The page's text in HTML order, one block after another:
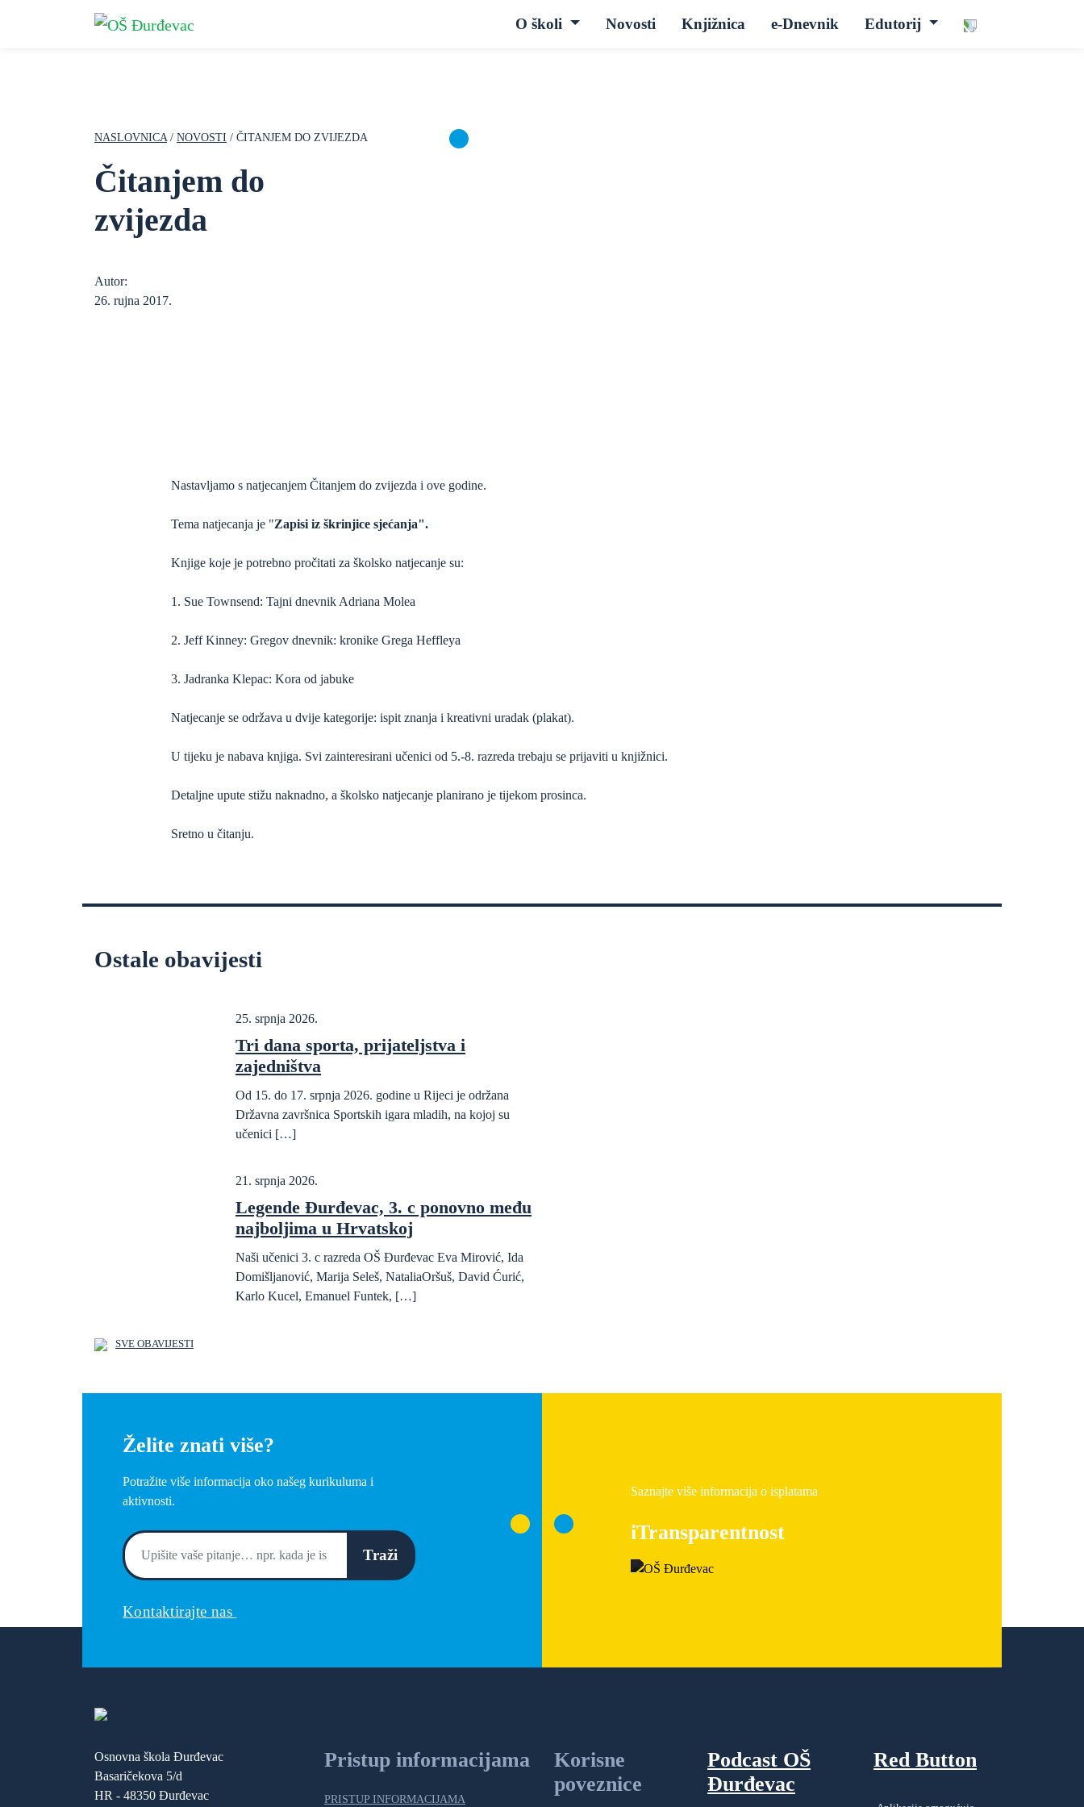
O školi Novosti Knjižnica e-Dnevnik Edutorij
NASLOVNICA / NOVOSTI / ČITANJEM DO ZVIJEZDA
Čitanjem do
zvijezda
Autor:
26. rujna 2017.
Nastavljamo s natjecanjem Čitanjem do zvijezda i ove godine.
Tema natjecanja je "Zapisi iz škrinjice sjećanja".
Knjige koje je potrebno pročitati za školsko natjecanje su:
1. Sue Townsend: Tajni dnevnik Adriana Molea
2. Jeff Kinney: Gregov dnevnik: kronike Grega Heffleya
3. Jadranka Klepac: Kora od jabuke
Natjecanje se održava u dvije kategorije: ispit znanja i kreativni uradak (plakat).
U tijeku je nabava knjiga. Svi zainteresirani učenici od 5.-8. razreda trebaju se prijaviti u knjižnici.
Detaljne upute stižu naknadno, a školsko natjecanje planirano je tijekom prosinca.
Sretno u čitanju.
Ostale obavijesti
25. srpnja 2026.
Tri dana sporta, prijateljstva i
zajedništva
Od 15. do 17. srpnja 2026. godine u Rijeci je održana
Državna završnica Sportskih igara mladih, na kojoj su
učenici […]
21. srpnja 2026.
Legende Đurđevac, 3. c ponovno među
najboljima u Hrvatskoj
Naši učenici 3. c razreda OŠ Đurđevac Eva Mirović, Ida
Domišljanović, Marija Seleš, NataliaOršuš, David Ćurić,
Karlo Kucel, Emanuel Funtek, […]
SVE OBAVIJESTI
Želite znati više?
Potražite više informacija oko našeg kurikuluma i
aktivnosti.
Traži
Kontaktirajte nas
Saznajte više informacija o isplatama
iTransparentnost
Osnovna škola Đurđevac
Basaričekova 5/d
HR - 48350 Đurđevac
Pristup informacijama
PRISTUP INFORMACIJAMA
Korisne
poveznice
Podcast OŠ
Đurđevac
Red Button